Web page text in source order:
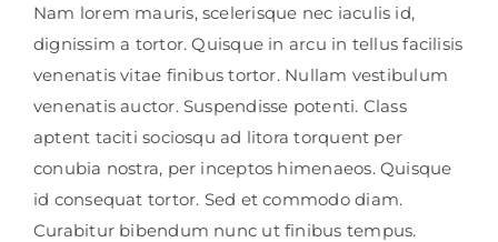
Nam lorem mauris, scelerisque nec iaculis id,
dignissim a tortor. Quisque in arcu in tellus facilisis
venenatis vitae finibus tortor. Nullam vestibulum
venenatis auctor. Suspendisse potenti. Class
aptent taciti sociosqu ad litora torquent per
conubia nostra, per inceptos himenaeos. Quisque
id consequat tortor. Sed et commodo diam.
Curabitur bibendum nunc ut finibus tempus.